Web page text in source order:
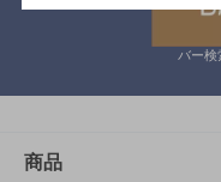
バー検
商品